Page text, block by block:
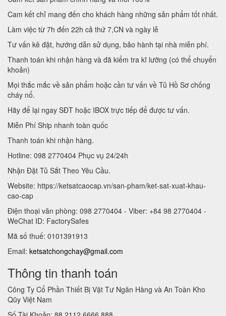
Cam kết chỉ mang đến cho khách hàng những sản phẩm tốt nhất.
Làm việc từ 7h đến 22h cả thứ 7,CN và ngày lễ
Tư vấn kê đặt, hướng dẫn sử dụng, bảo hành tại nhà miễn phí.
Thanh toán khi nhận hàng và đã kiểm tra kĩ lưỡng (có thể chuyển
khoản)
Mọi thắc mắc về sản phẩm hoặc cần tư vấn về Tủ Hồ Sơ chống
cháy nổ.
Hãy để lại ngay SĐT hoặc IBOX trực tiếp để được tư vấn.
Miễn Phí Ship nhanh toàn quốc
Thanh toán khi nhận hàng.
Hotline: 098 2770404 Phục vụ 24/24h
Nhận Đặt Tủ Sắt Theo Yêu Cầu.
Website: https://ketsatcaocap.vn/san-pham/ket-sat-xuat-khau-
cao-cap
Điện thoại văn phòng: 098 2770404 - Viber: +84 98 2770404 -
WeChat ID: FactorySafes
Mã số thuế: 0101391913
Email: ketsatchongchay@gmail.com
Thông tin thanh toán
Công Ty Cổ Phần Thiết Bị Vật Tư Ngân Hàng và An Toàn Kho
Qũy Việt Nam